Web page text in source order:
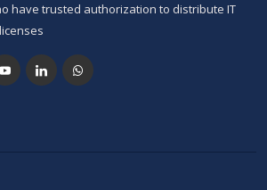
have trusted authorization to distribute IT